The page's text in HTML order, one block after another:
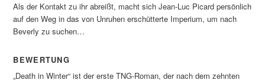
Als der Kontakt zu ihr abreißt, macht sich Jean-Luc Picard persönlich
auf den Weg in das von Unruhen erschütterte Imperium, um nach
Beverly zu suchen…
BEWERTUNG
„Death in Winter“ ist der erste TNG-Roman, der nach dem zehnten